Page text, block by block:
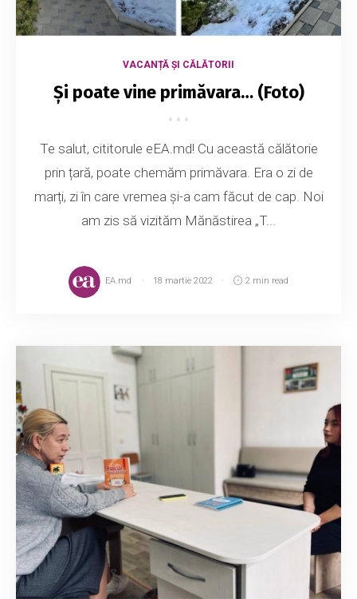
VACANȚĂ ȘI CĂLĂTORII
Și poate vine primăvara… (Foto)
Te salut, cititorule eEA.md! Cu această călătorie
prin țară, poate chemăm primăvara. Era o zi de
marți, zi în care vremea și-a cam făcut de cap. Noi
am zis să vizităm Mănăstirea „T...
EA.md 18 martie 2022 2 min read